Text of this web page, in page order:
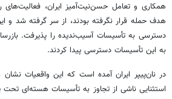
همکاری و تعامل حسن‌نیت‌آمیز ایران، فعالیت‌های
هدف حمله قرار نگرفته بودند، از سر گرفته شد و
دسترسی به تأسیسات آسیب‌ندیده را پذیرفت.
به این تأسیسات دسترسی پیدا کردند.
در نان‌پیپر ایران آمده است که این واقعیات
استثنایی ناشی از تجاوز به تأسیسات هسته‌ای تحت